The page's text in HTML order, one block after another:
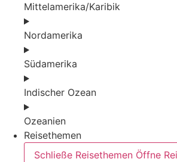
Mittelamerika/Karibik
Nordamerika
Südamerika
Indischer Ozean
Ozeanien
Reisethemen
Schließe Reisethemen Öffne